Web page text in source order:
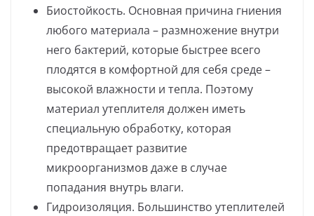
Биостойкость. Основная причина гниения
любого материала – размножение внутри
него бактерий, которые быстрее всего
плодятся в комфортной для себя среде –
высокой влажности и тепла. Поэтому
материал утеплителя должен иметь
специальную обработку, которая
предотвращает развитие
микроорганизмов даже в случае
попадания внутрь влаги.
Гидроизоляция. Большинство утеплителей